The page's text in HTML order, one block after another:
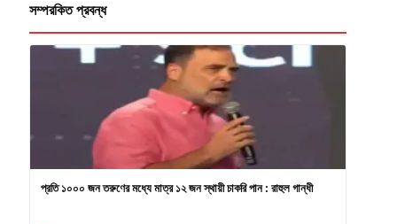
সম্পরকিত প্রবন্ধ
প্রতি ১০০০ জন তরুণের মধ্যে মাত্র ১২ জন স্থায়ী চাকরি পান : রাহুল গান্ধী